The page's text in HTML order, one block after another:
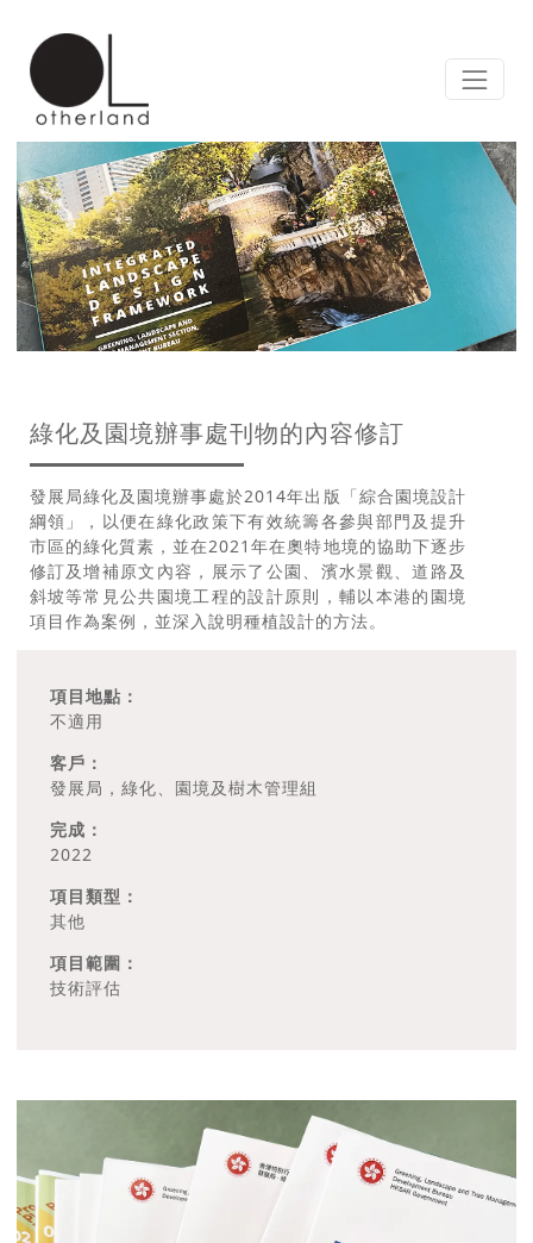
綠化及園境辦事處刊物的內容修訂
發展局綠化及園境辦事處於2014年出版「綜合園境設計
綱領」，以便在綠化政策下有效統籌各參與部門及提升
市區的綠化質素，並在2021年在奧特地境的協助下逐步
修訂及增補原文內容，展示了公園、濱水景觀、道路及
斜坡等常見公共園境工程的設計原則，輔以本港的園境
項目作為案例，並深入說明種植設計的方法。
項目地點：
不適用
客戶：
發展局，綠化、園境及樹木管理組
完成：
2022
項目類型：
其他
項目範圍：
技術評估